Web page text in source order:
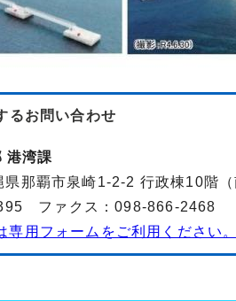
るお問い合わせ
港湾課
那覇市泉崎1-2-2 行政棟10階（
ファクス：098-866-2468
専用フォームをご利用ください。